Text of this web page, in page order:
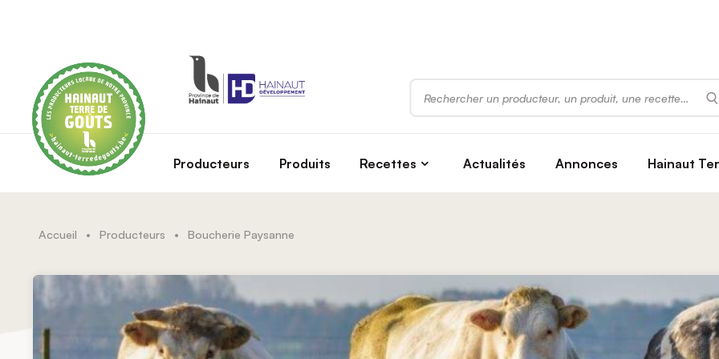
Rechercher
Producteurs Produits Recettes Actualités Annonces Hainaut
Accueil • Producteurs • Boucherie Paysanne